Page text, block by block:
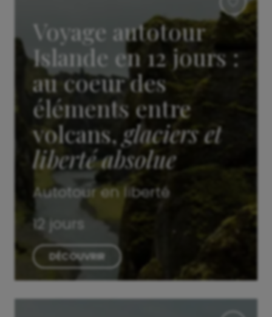
Voyage autotour
Islande en 12 jours :
au coeur des
éléments entre
volcans, glaciers et
liberté absolue
Autotour en liberté
12 jours
DÉCOUVRIR